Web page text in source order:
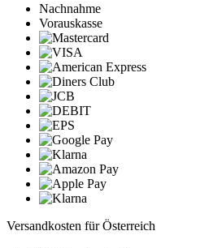
Nachnahme
Vorauskasse
Versandkosten für Österreich